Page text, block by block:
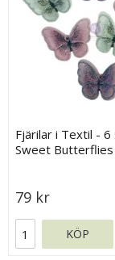
Fjärilar i Textil -
Sweet Butterflies
79 kr
KÖP